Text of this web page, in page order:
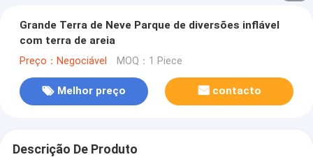
Grande Terra de Neve Parque de diversões inflável
com terra de areia
Preço：Negociável MOQ：1 Piece
Melhor preço contacto
Descrição De Produto